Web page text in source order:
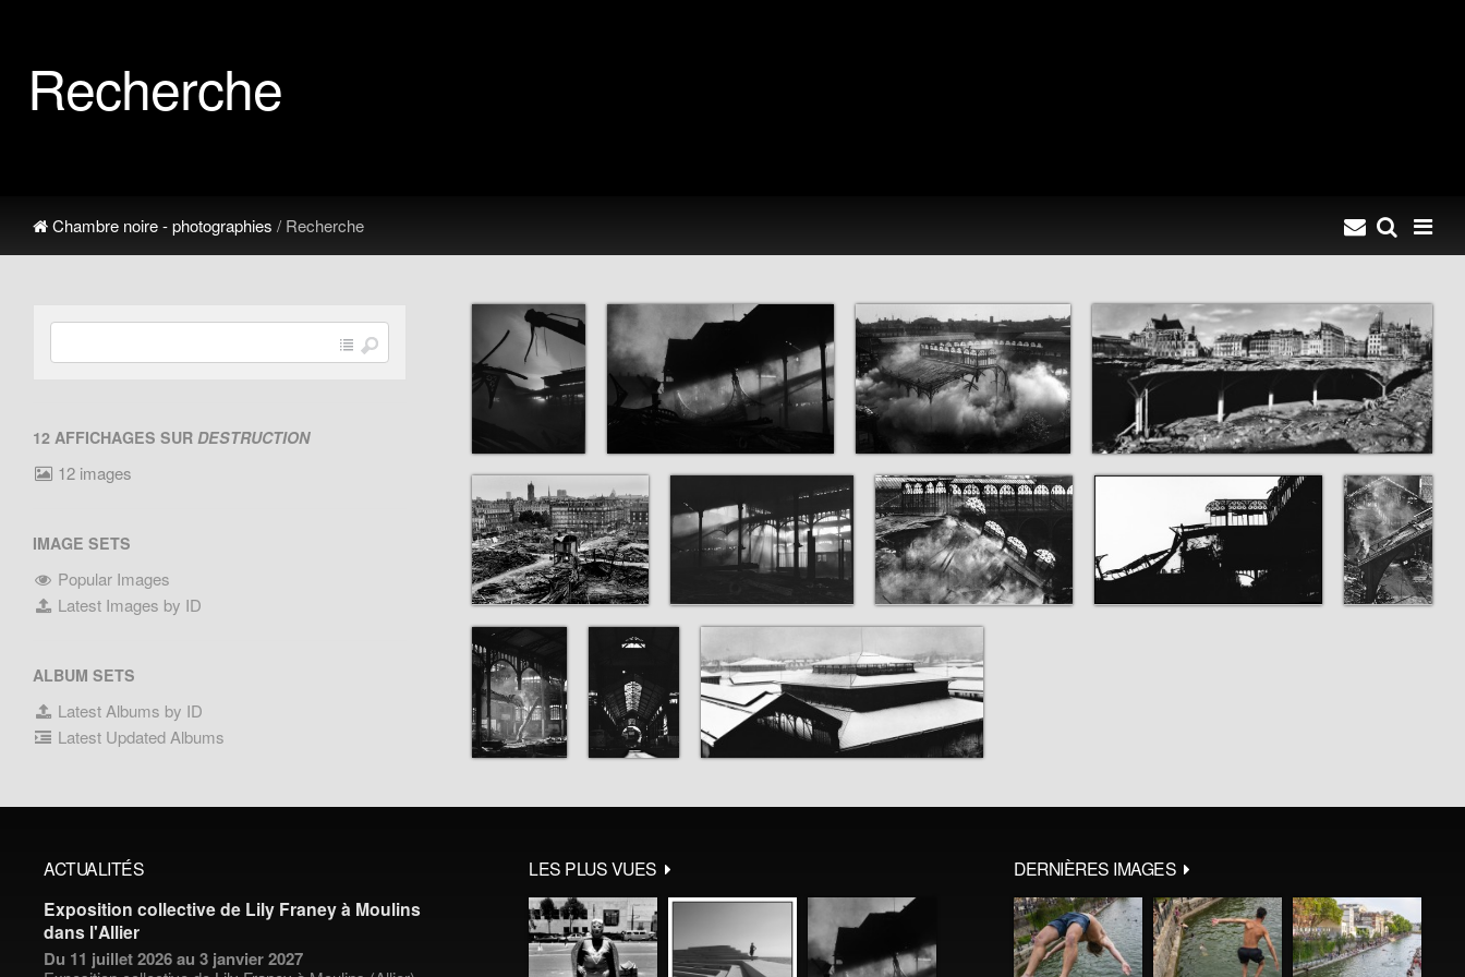
Recherche
Chambre noire - photographies / Recherche
12 AFFICHAGES SURDESTRUCTION
12 images
IMAGE SETS
Popular Images
Latest Images by ID
ALBUM SETS
Latest Albums by ID
Latest Updated Albums
ACTUALITÉS
Exposition collective de Lily Franey à Moulins
dans l'Allier
Du 11 juillet 2026 au 3 janvier 2027
LES PLUS VUES DERNIÈRES IMAGES